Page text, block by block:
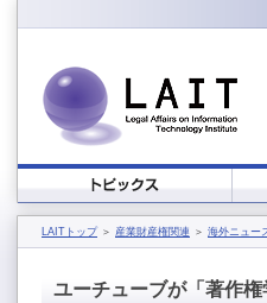
LAITトップ＞ 産業財産権関連 ＞ 海外ニュー
ユーチューブが「著作